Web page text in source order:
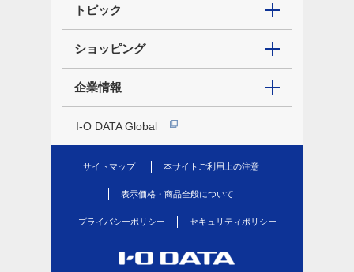
トピック
ショッピング
企業情報
I-O DATA Global
サイトマップ 本サイトご利用上の注意
表示価格・商品全般について
プライバシーポリシー セキュリティポリシー